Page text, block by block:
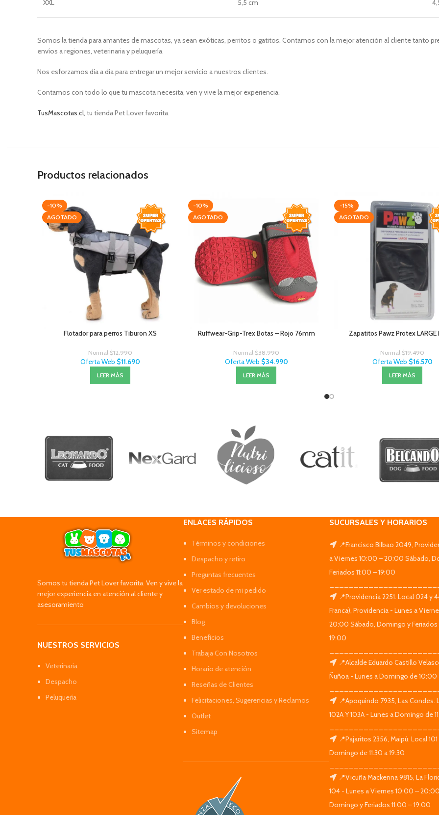
XXL 5,5 cm
Somos la tienda para amantes de mascotas, ya sean exóticas, perritos o gatitos. Contamos con la mejor atención al cliente tanto
envíos a regiones, veterinaria y peluquería.
Nos esforzamos día a día para entregar un mejor servicio a nuestros clientes.
Contamos con todo lo que tu mascota necesita, ven y vive la mejor experiencia.
TusMascotas.cl, tu tienda Pet Lover favorita.
Productos relacionados
-10%
AGOTADO
Flotador para perros Tiburon XS
Normal$12.990
Oferta Web $11.690
LEER MÁS
-10%
AGOTADO
Ruffwear-Grip-Trex Botas – Rojo 76mm
Normal$38.990
Oferta Web $34.990
LEER MÁS
-15%
AGOTADO
Zapatitos Pawz Protex LARGE
Normal$19.490
Oferta Web $16.570
LEER MÁS
Somos tu tienda Pet Lover favorita. Ven y vive la
mejor experiencia en atención al cliente y
asesoramiento
NUESTROS SERVICIOS
Veterinaria
Despacho
Peluquería
ENLACES RÁPIDOS
Términos y condiciones
Despacho y retiro
Preguntas frecuentes
Ver estado de mi pedido
Cambios y devoluciones
Blog
Beneficios
Trabaja Con Nosotros
Horario de atención
Reseñas de Clientes
Felicitaciones, Sugerencias y Reclamos
Outlet
Sitemap
SUCURSALES Y HORARIOS
📍Francisco Bilbao 2049,
a Viernes 10:00 – 20:00 Sábado,
Feriados 11:00 – 19:00
📍Providencia 2251. Local 024 y
Franca), Providencia - Lunes a
20:00 Sábado, Domingo y Feriados
19:00
📍Alcalde Eduardo Castillo
Ñuñoa - Lunes a Domingo de 10:00
📍Apoquindo 7935, Las Condes.
102A Y 103A - Lunes a Domingo de
📍Pajaritos 2356, Maipú. Local
Domingo de 11:30 a 19:30
📍Vicuña Mackenna 9815, La
104 - Lunes a Viernes 10:00 –
Domingo y Feriados 11:00 – 19:00